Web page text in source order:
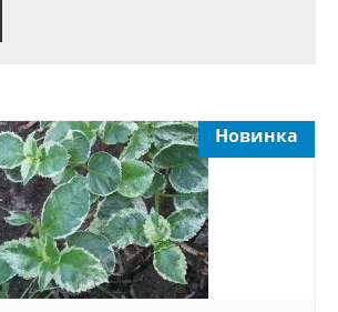
Новинка